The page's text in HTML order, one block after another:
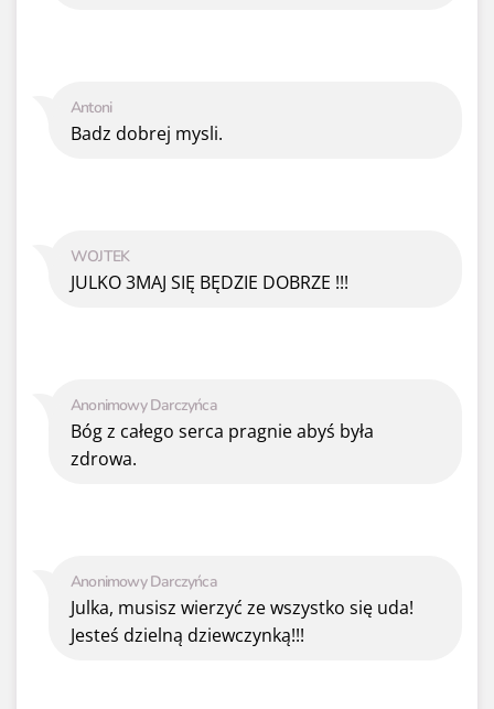
Anonimowy Darczyńca
Julka, musisz wierzyć ze wszystko się uda!
Jesteś dzielną dziewczynką!!!
Anonimowy Darczyńca
Bóg z całego serca pragnie abyś była
zdrowa.
WOJTEK
JULKO 3MAJ SIĘ BĘDZIE DOBRZE !!!
Antoni
Badz dobrej mysli.